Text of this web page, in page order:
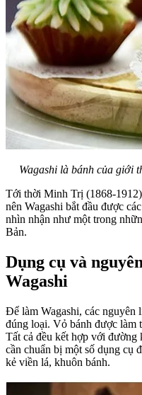
Wagashi là bánh của giới
Tới thời Minh Trị (1868-
nên Wagashi bắt đầu được
nhìn nhận như một trong
Bản.
Dụng cụ và
Wagashi
Để làm Wagashi, các nguyên
đúng loại. Vỏ bánh được làm
Tất cả đều kết hợp với
cần chuẩn bị một số dụng cụ
kẻ viền lá, khuôn bánh.